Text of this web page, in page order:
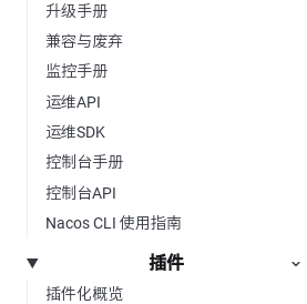
升级手册
兼容与废弃
监控手册
运维API
运维SDK
控制台手册
控制台API
Nacos CLI 使用指南
插件
插件化概览